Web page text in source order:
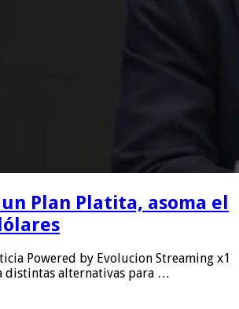
Plan Platita, asoma el
Powered by Evolucion Streaming x1
distintas alternativas para …